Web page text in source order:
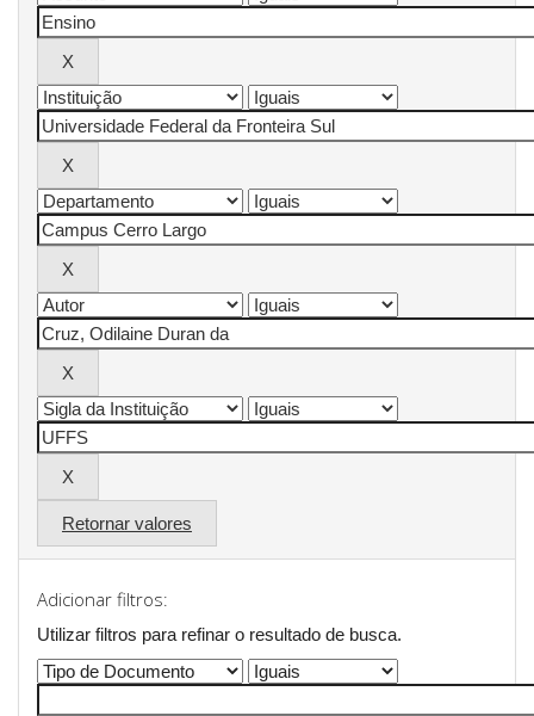
Retornar valores
Adicionar filtros:
Utilizar filtros para refinar o resultado de busca.